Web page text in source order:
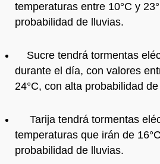
temperaturas entre 10°C y
probabilidad de lluvias.
Sucre tendrá tormentas
durante el día, con valores
24°C, con alta probabilidad
Tarija tendrá tormentas
temperaturas que irán de
probabilidad de lluvias.